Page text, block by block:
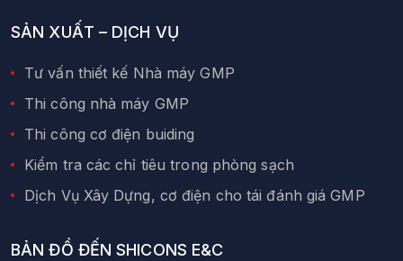
SẢN XUẤT – DỊCH VỤ
Tư vấn thiết kế Nhà máy GMP
Thi công nhà máy GMP
Thi công cơ điện buiding
Kiểm tra các chỉ tiêu trong phòng sạch
Dịch Vụ Xây Dựng, cơ điện cho tái đánh giá GMP
BẢN ĐỒ ĐẾN SHICONS E&C